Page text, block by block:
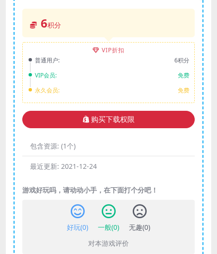
6积分
VIP折扣
普通用户:
6积分
VIP会员:
免费
永久会员:
免费
购买下载权限
包含资源: (1个)
最近更新: 2021-12-24
游戏好玩吗，请动动小手，在下面打个分吧！
好玩(0) 一般(0) 无趣(0)
对本游戏评价